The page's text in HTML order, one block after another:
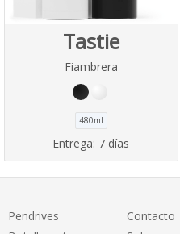
Tastie
Fiambrera
480ml
Entrega: 7 días
Pendrives
Contacto